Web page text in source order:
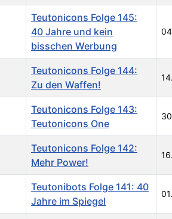
Teutonicons Folge 145:
40 Jahre und kein
bisschen Werbung
Teutonicons Folge 144:
Zu den Waffen!
Teutonicons Folge 143:
Teutonicons One
Teutonicons Folge 142:
Mehr Power!
Teutonibots Folge 141: 40
Jahre im Spiegel